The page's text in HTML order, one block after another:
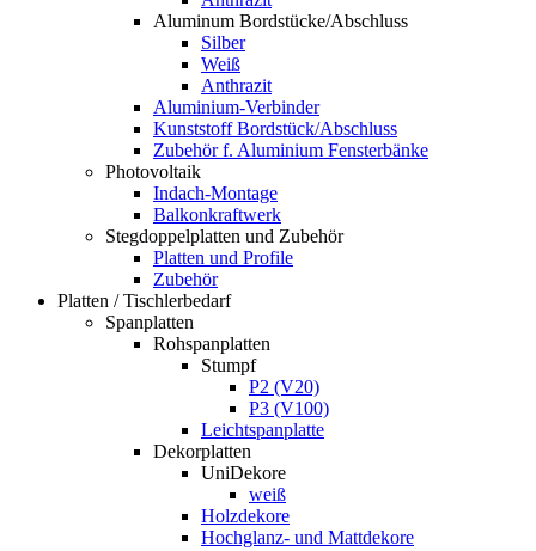
Aluminum Bordstücke/Abschluss
Silber
Weiß
Anthrazit
Aluminium-Verbinder
Kunststoff Bordstück/Abschluss
Zubehör f. Aluminium Fensterbänke
Photovoltaik
Indach-Montage
Balkonkraftwerk
Stegdoppelplatten und Zubehör
Platten und Profile
Zubehör
Platten / Tischlerbedarf
Spanplatten
Rohspanplatten
Stumpf
P2 (V20)
P3 (V100)
Leichtspanplatte
Dekorplatten
UniDekore
weiß
Holzdekore
Hochglanz- und Mattdekore